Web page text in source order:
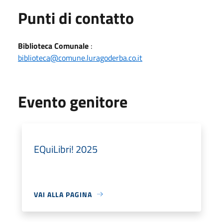
Punti di contatto
Biblioteca Comunale :
biblioteca@comune.luragoderba.co.it
Evento genitore
EQuiLibri! 2025
VAI ALLA PAGINA